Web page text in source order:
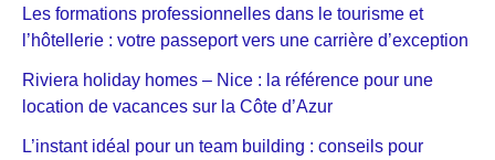
Les formations professionnelles dans le tourisme et
l’hôtellerie : votre passeport vers une carrière d’exception
Riviera holiday homes – Nice : la référence pour une
location de vacances sur la Côte d’Azur
L’instant idéal pour un team building : conseils pour